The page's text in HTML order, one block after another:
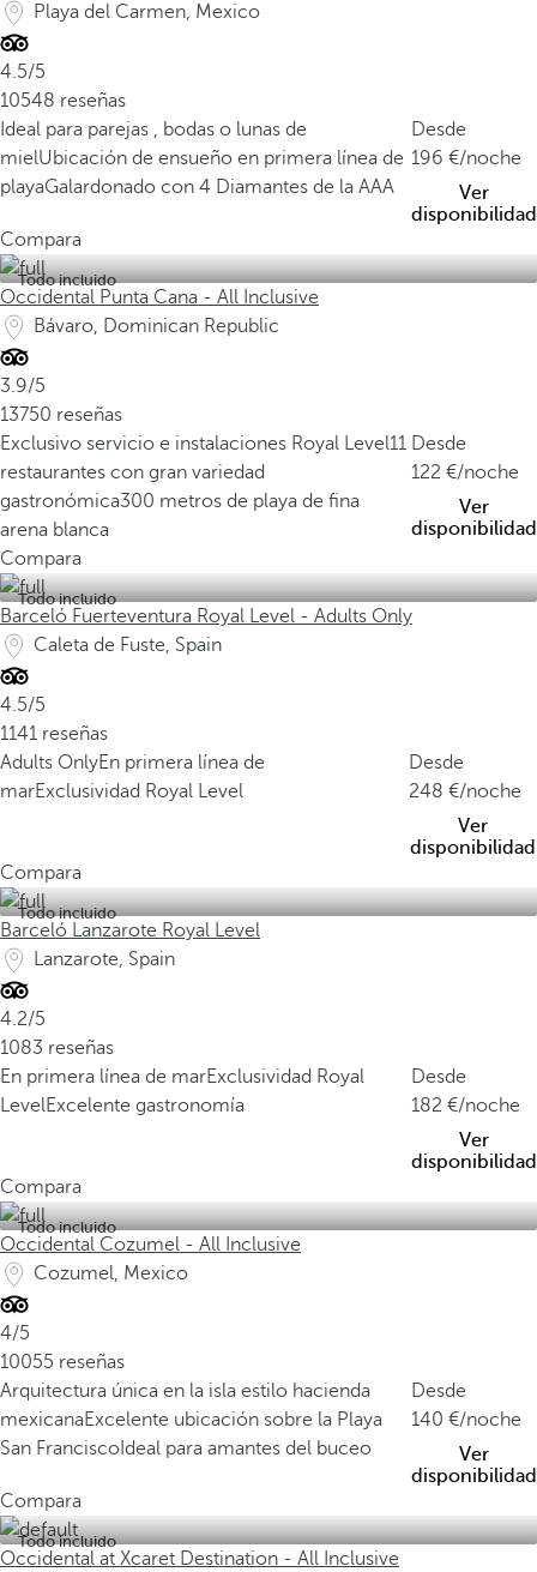
Playa del Carmen, Mexico
4.5/5
10548 reseñas
Ideal para parejas , bodas o lunas de
mielUbicación de ensueño en primera línea de
playaGalardonado con 4 Diamantes de la AAA
Desde
196
/noche
Ver
disponibilidad
Compara
Todo incluido
Occidental Punta Cana - All Inclusive
Bávaro, Dominican Republic
3.9/5
13750 reseñas
Exclusivo servicio e instalaciones Royal Level11
restaurantes con gran variedad
gastronómica300 metros de playa de fina
arena blanca
Desde
122
/noche
Ver
disponibilidad
Compara
Todo incluido
Barceló Fuerteventura Royal Level - Adults Only
Caleta de Fuste, Spain
4.5/5
1141 reseñas
Adults OnlyEn primera línea de
marExclusividad Royal Level
Desde
248
/noche
Ver
disponibilidad
Compara
Todo incluido
Barceló Lanzarote Royal Level
Lanzarote, Spain
4.2/5
1083 reseñas
En primera línea de marExclusividad Royal
LevelExcelente gastronomía
Desde
182
/noche
Ver
disponibilidad
Compara
Todo incluido
Occidental Cozumel - All Inclusive
Cozumel, Mexico
4/5
10055 reseñas
Arquitectura única en la isla estilo hacienda
mexicanaExcelente ubicación sobre la Playa
San Francisco Ideal para amantes del buceo
Desde
140
/noche
Ver
disponibilidad
Compara
Todo incluido
Occidental at Xcaret Destination - All Inclusive